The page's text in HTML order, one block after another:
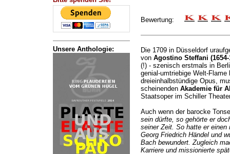
Unsere Anthologie:
Bewertung:
Die 1709 in Düsseldorf
von Agostino Steffani (1654-
(!) - szenisch erstmals in
genial-umtriebige Welt-Flame
dreieinhalbstündige Opus,
scheinenden Akademie für
Staatsoper im Schiller
Auch wenn der barocke
sein dürfte, so gehörte er
seiner Zeit. So hatte er
Georg Friedrich Händel und
Bach bewundert. Zugleich
Karriere und missionierte